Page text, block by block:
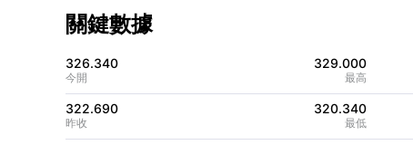
關鍵數據
326.340
今開
329.000
最高
322.690
昨收
320.340
最低